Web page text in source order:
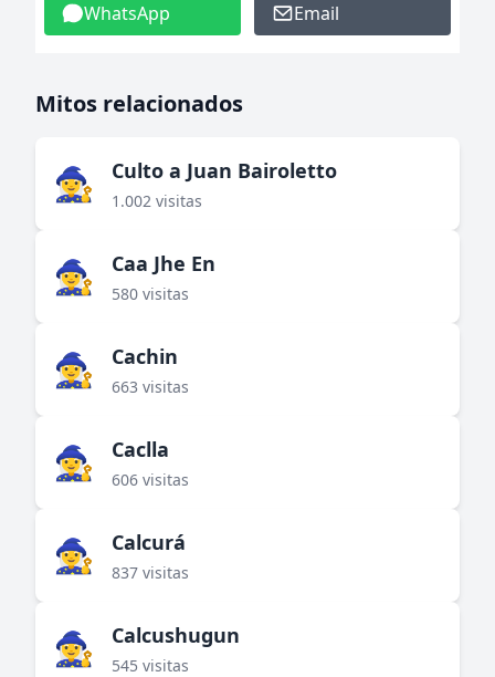
WhatsApp Email
Mitos relacionados
🧙‍♀️ Culto a Juan Bairoletto
1.002 visitas
🧙‍♀️ Caa Jhe En
580 visitas
🧙‍♀️ Cachin
663 visitas
🧙‍♀️ Caclla
606 visitas
🧙‍♀️ Calcurá
837 visitas
🧙‍♀️ Calcushugun
545 visitas